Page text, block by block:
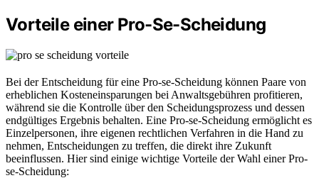
Vorteile einer Pro-Se-Scheidung
Bei der Entscheidung für eine Pro-se-Scheidung können Paare von
erheblichen Kosteneinsparungen bei Anwaltsgebühren profitieren,
während sie die Kontrolle über den Scheidungsprozess und dessen
endgültiges Ergebnis behalten. Eine Pro-se-Scheidung ermöglicht es
Einzelpersonen, ihre eigenen rechtlichen Verfahren in die Hand zu
nehmen, Entscheidungen zu treffen, die direkt ihre Zukunft
beeinflussen. Hier sind einige wichtige Vorteile der Wahl einer Pro-
se-Scheidung: